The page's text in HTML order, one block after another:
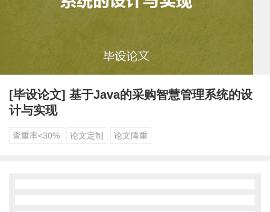
[毕设论文] 基于Java的采购智慧管理系统的设
计与实现
查重率<30% 论文定制 论文降重